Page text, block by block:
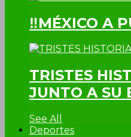
‼MÉXICO A
TRISTES
JUNTO A SU
See All
Deportes